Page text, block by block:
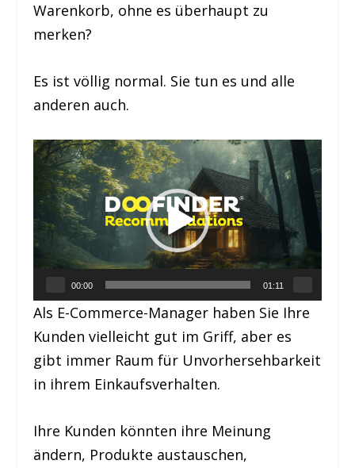
Warenkorb, ohne es überhaupt zu
merken?
Es ist völlig normal. Sie tun es und alle
anderen auch.
Video-
Player
00:00 01:11
Als E-Commerce-Manager haben Sie Ihre
Kunden vielleicht gut im Griff, aber es
gibt immer Raum für Unvorhersehbarkeit
in ihrem Einkaufsverhalten.
Ihre Kunden könnten ihre Meinung
ändern, Produkte austauschen,